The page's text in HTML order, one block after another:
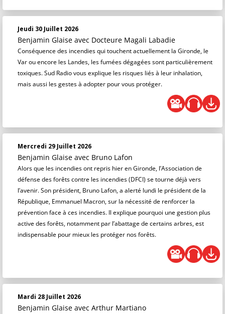
Jeudi 30 Juillet 2026
Benjamin Glaise avec Docteure Magali Labadie
Conséquence des incendies qui touchent actuellement la Gironde, le
Var ou encore les Landes, les fumées dégagées sont particulièrement
toxiques. Sud Radio vous explique les risques liés à leur inhalation,
mais aussi les gestes à adopter pour vous protéger.
Mercredi 29 Juillet 2026
Benjamin Glaise avec Bruno Lafon
Alors que les incendies ont repris hier en Gironde, l’Association de
défense des forêts contre les incendies (DFCI) se tourne déjà vers
l’avenir. Son président, Bruno Lafon, a alerté lundi le président de la
République, Emmanuel Macron, sur la nécessité de renforcer la
prévention face à ces incendies. Il explique pourquoi une gestion plus
active des forêts, notamment par l’abattage de certains arbres, est
indispensable pour mieux les protéger nos forêts.
Mardi 28 Juillet 2026
Benjamin Glaise avec Arthur Martiano